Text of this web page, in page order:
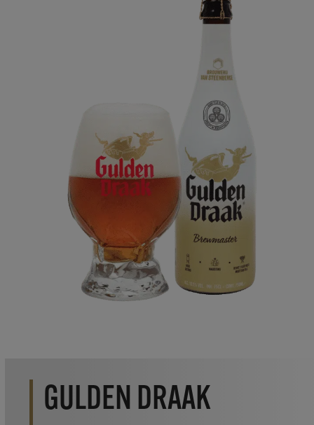
GULDEN DRAAK